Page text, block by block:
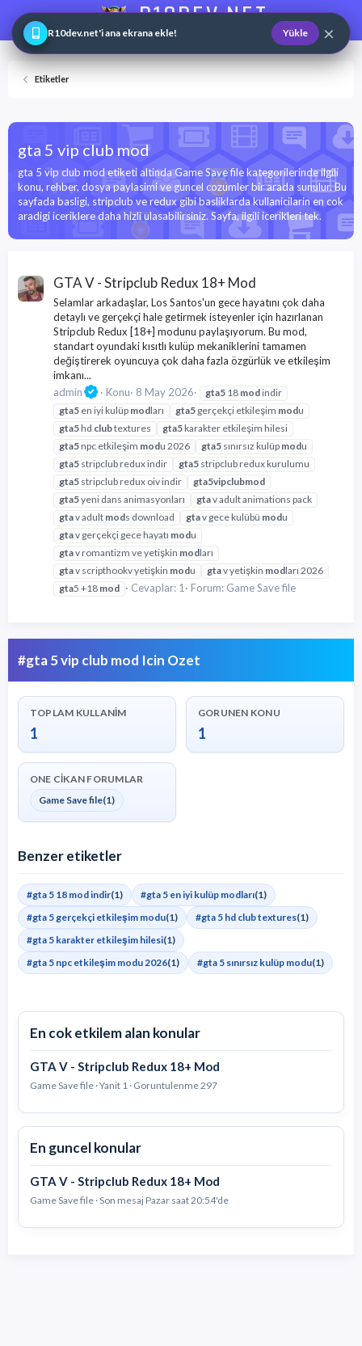
R10DEV.NET
Web ve Game Master
Etiketler
gta 5 vip club mod
gta 5 vip club mod etiketi altinda Game Save file kategorilerinde ilgili
konu, rehber, dosya paylasimi ve guncel cozumler bir arada sunulur. Bu
sayfada basligi, stripclub ve redux gibi basliklarda kullanicilarin en cok
aradigi iceriklere daha hizli ulasabilirsiniz. Sayfa, ilgili icerikleri tek.
GTA V - Stripclub Redux 18+ Mod
Selamlar arkadaşlar, Los Santos'un gece hayatını çok daha
detaylı ve gerçekçi hale getirmek isteyenler için hazırlanan
Stripclub Redux [18+] modunu paylaşıyorum. Bu mod,
standart oyundaki kısıtlı kulüp mekaniklerini tamamen
değiştirerek oyuncuya çok daha fazla özgürlük ve etkileşim
imkanı...
admin
Konu 8 May 2026 gta518 modindir
gta5 en iyi kulüp modları gta5 gerçekçi etkileşim modu
gta5hd clubtextures gta5karakter etkileşim hilesi
gta5npc etkileşim modu 2026 gta5 sınırsız kulüp modu
gta5 stripclub redux indir gta5 stripclub redux kurulumu
gta5 stripclub redux oiv indir gta5vipclubmod
gta5yeni dans animasyonları gtav adult animations pack
gtav adult mods download gtav gece kulübü modu
gtav gerçekçi gece hayatı modu
gtav romantizm ve yetişkin modları
gtav scripthookv yetişkin modu gtav yetişkin modları 2026
gta5 +18 mod Cevaplar: 1 Forum: Game Save file
#gta 5 vip club mod Icin Ozet
TOPLAM KULLANIM
1
GORUNEN KONU
1
ONE CIKAN FORUMLAR
Game Save file(1)
Benzer etiketler
#gta 5 18 mod indir(1) #gta 5 en iyi kulüp modları(1)
#gta 5 gerçekçi etkileşim modu(1) #gta 5 hd club textures(1)
#gta 5 karakter etkileşim hilesi(1)
#gta 5 npc etkileşim modu 2026(1) #gta 5 sınırsız kulüp modu(1)
En cok etkilem alan konular
GTA V - Stripclub Redux 18+ Mod
Game Save file · Yanit 1 · Goruntulenme 297
En guncel konular
GTA V - Stripclub Redux 18+ Mod
Game Save file · Son mesaj Pazar saat 20:54'de
R10dev.net'i ana ekrana ekle! Yükle ×